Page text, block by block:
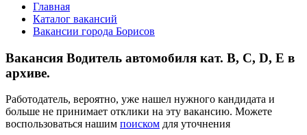
Главная
Каталог вакансий
Вакансии города Борисов
Вакансия Водитель автомобиля кат. В, С, D, Е в
архиве.
Работодатель, вероятно, уже нашел нужного кандидата и
больше не принимает отклики на эту вакансию. Можете
воспользоваться нашим поиском для уточнения